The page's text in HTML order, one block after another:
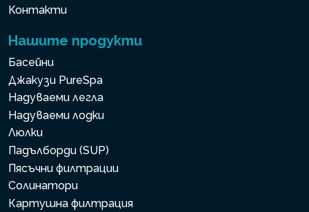
Контакти
Нашите продукти
Басейни
Джакузи PureSpa
Надуваеми легла
Надуваеми лодки
Люлки
Падълборди (SUP)
Пясъчни филтрации
Солинатори
Картушна филтрация